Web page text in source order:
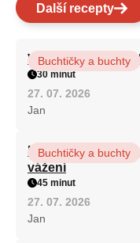
Další recepty
Vláčná olejová
Buchtičky a buchty
30 minut
27. 07. 2026
Jan
Hrnková maková
vážení
Buchtičky a buchty
45 minut
27. 07. 2026
Jan